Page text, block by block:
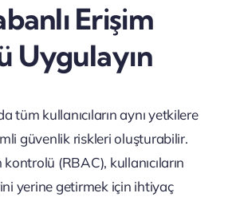
Erişim
Uygulayın
tüm kullanıcıların aynı yetkilere
güvenlik riskleri oluşturabilir.
(RBAC), kullanıcıların
yerine getirmek için ihtiyaç